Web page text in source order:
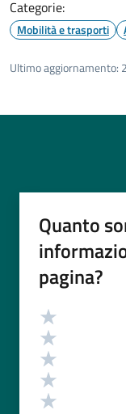
Categorie:
Mobilità e trasporti
Ultimo aggiornamento:
Quanto
pagina?
Valutazione